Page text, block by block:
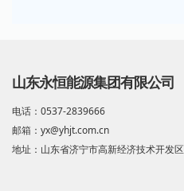
山东永恒能源集团有限公司
电话：0537-2839666
邮箱：yx@yhjt.com.cn
地址：山东省济宁市高新经济技术开发区